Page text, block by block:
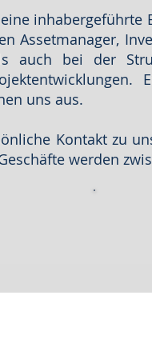
inhabergeführte
Assetmanager,
auch bei der
uns aus.
Kontakt zu
werden